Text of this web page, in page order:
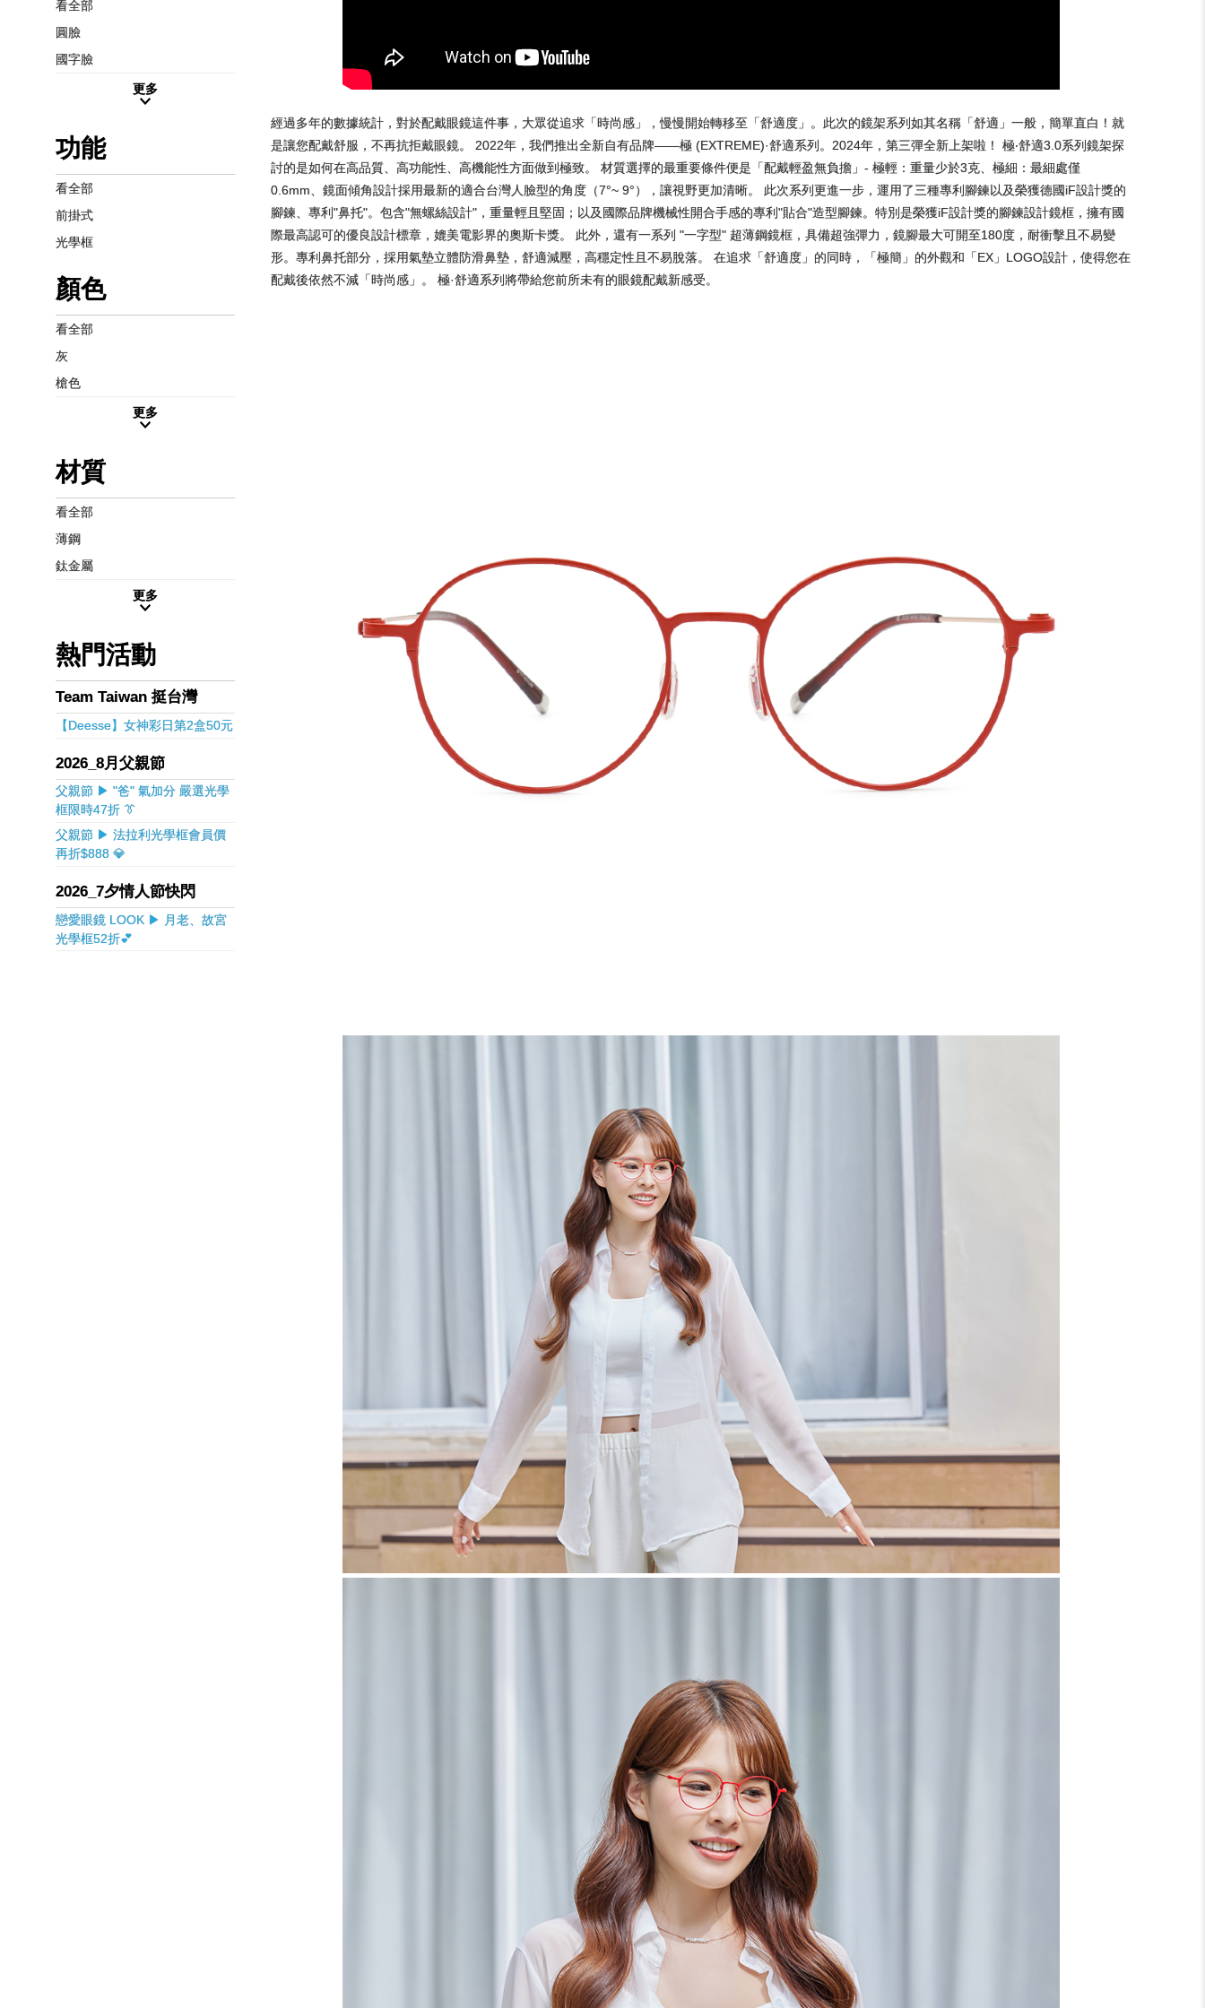
看全部
圓臉
國字臉
更多
功能
看全部
前掛式
光學框
顏色
看全部
灰
槍色
更多
材質
看全部
薄鋼
鈦金屬
更多
熱門活動
Team Taiwan 挺台灣
【Deesse】女神彩日第2盒50元
2026_8月父親節
父親節 ▶ "爸" 氣加分 嚴選光學
框限時47折 👔
父親節 ▶ 法拉利光學框會員價
再折$888 💎
2026_7夕情人節快閃
戀愛眼鏡 LOOK ▶ 月老、故宮
光學框52折💕
經過多年的數據統計，對於配戴眼鏡這件事，大眾從追求「時尚感」，慢慢開始轉移至「舒適度」。此次的鏡架系列如其名稱「舒適」一般，簡單直白！就
是讓您配戴舒服，不再抗拒戴眼鏡。 2022年，我們推出全新自有品牌——極 (EXTREME)·舒適系列。2024年，第三彈全新上架啦！ 極‧舒適3.0系列鏡架探
討的是如何在高品質、高功能性、高機能性方面做到極致。 材質選擇的最重要條件便是「配戴輕盈無負擔」- 極輕：重量少於3克、極細：最細處僅
0.6mm、鏡面傾角設計採用最新的適合台灣人臉型的角度（7°~ 9°），讓視野更加清晰。 此次系列更進一步，運用了三種專利腳鍊以及榮獲德國iF設計獎的
腳鍊、專利"鼻托"。包含"無螺絲設計"，重量輕且堅固；以及國際品牌機械性開合手感的專利"貼合"造型腳鍊。特別是榮獲iF設計獎的腳鍊設計鏡框，擁有國
際最高認可的優良設計標章，媲美電影界的奧斯卡獎。 此外，還有一系列 "一字型" 超薄鋼鏡框，具備超強彈力，鏡腳最大可開至180度，耐衝擊且不易變
形。專利鼻托部分，採用氣墊立體防滑鼻墊，舒適減壓，高穩定性且不易脫落。 在追求「舒適度」的同時，「極簡」的外觀和「EX」LOGO設計，使得您在
配戴後依然不減「時尚感」。 極·舒適系列將帶給您前所未有的眼鏡配戴新感受。